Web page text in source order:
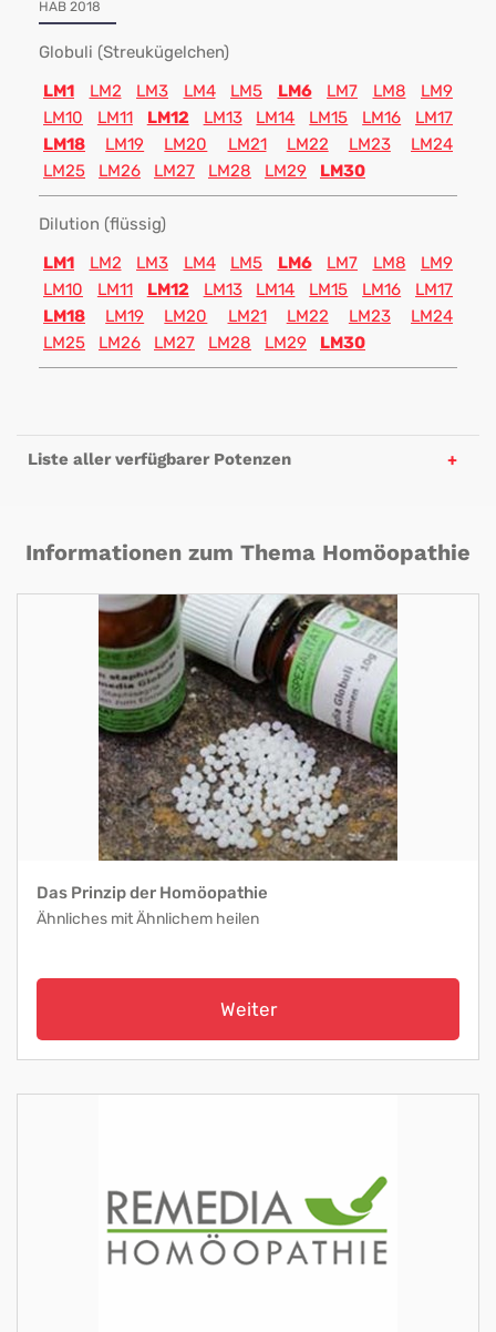
HAB 2018
Globuli (Streukügelchen)
LM1
LM2 LM3 LM4 LM5 LM6 LM7 LM8
LM9
LM10
LM11 LM12 LM13 LM14 LM15 LM16
LM17
LM18
LM19 LM20 LM21 LM22 LM23
LM24
LM25
LM26 LM27 LM28 LM29 LM30
Dilution (flüssig)
LM1
LM2 LM3 LM4 LM5 LM6 LM7 LM8
LM9
LM10
LM11 LM12 LM13 LM14 LM15 LM16
LM17
LM18
LM19 LM20 LM21 LM22 LM23
LM24
LM25
LM26 LM27 LM28 LM29 LM30
Liste aller verfügbarer Potenzen
Informationen zum Thema Homöopathie
Das Prinzip der Homöopathie
Ähnliches mit Ähnlichem heilen
Weiter